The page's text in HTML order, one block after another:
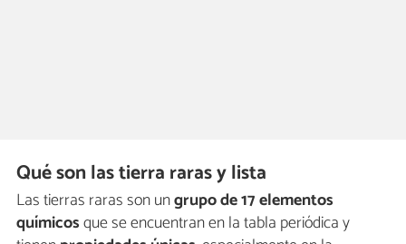
Qué son las tierra raras y lista
Las tierras raras son ungrupo de 17 elementos
químicosque se encuentran en la tabla periódica y